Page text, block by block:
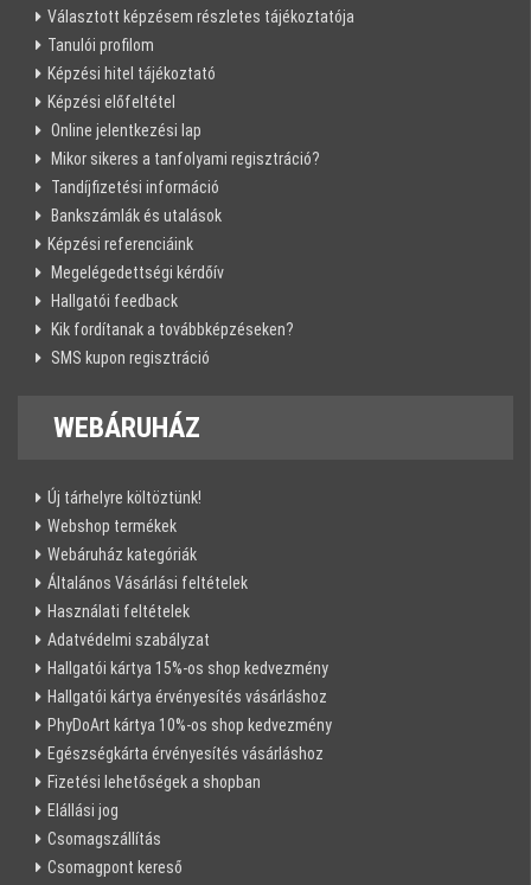
Választott képzésem részletes tájékoztatója
Tanulói profilom
Képzési hitel tájékoztató
Képzési előfeltétel
Online jelentkezési lap
Mikor sikeres a tanfolyami regisztráció?
Tandíjfizetési információ
Bankszámlák és utalások
Képzési referenciáink
Megelégedettségi kérdőív
Hallgatói feedback
Kik fordítanak a továbbképzéseken?
SMS kupon regisztráció
WEBÁRUHÁZ
Új tárhelyre költöztünk!
Webshop termékek
Webáruház kategóriák
Általános Vásárlási feltételek
Használati feltételek
Adatvédelmi szabályzat
Hallgatói kártya 15%-os shop kedvezmény
Hallgatói kártya érvényesítés vásárláshoz
PhyDoArt kártya 10%-os shop kedvezmény
Egészségkárta érvényesítés vásárláshoz
Fizetési lehetőségek a shopban
Elállási jog
Csomagszállítás
Csomagpont kereső